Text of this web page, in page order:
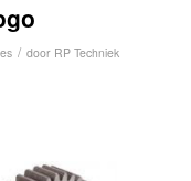
/ door RP Techniek